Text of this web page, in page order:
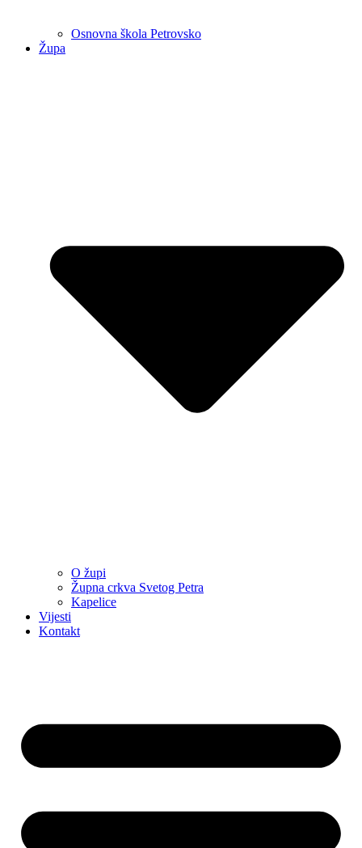
Osnovna škola Petrovsko
Župa
O župi
Župna crkva Svetog Petra
Kapelice
Vijesti
Kontakt